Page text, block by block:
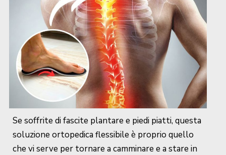
Se soffrite di fascite plantare e piedi piatti, questa
soluzione ortopedica flessibile è proprio quello
che vi serve per tornare a camminare e a stare in